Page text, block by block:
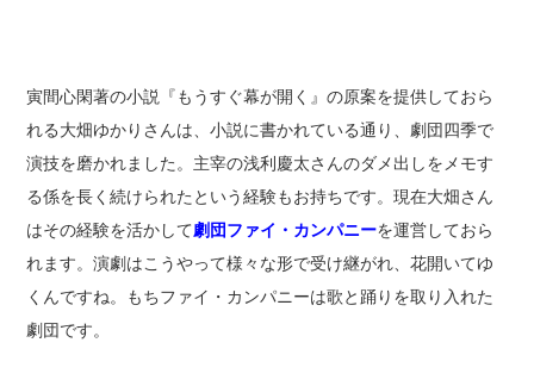
寅間心閑著の小説『もうすぐ幕が開く』の原案を提供しておら
れる大畑ゆかりさんは、小説に書かれている通り、劇団四季で
演技を磨かれました。主宰の浅利慶太さんのダメ出しをメモす
る係を長く続けられたという経験もお持ちです。現在大畑さん
はその経験を活かして劇団ファイ・カンパニーを運営しておら
れます。演劇はこうやって様々な形で受け継がれ、花開いてゆ
くんですね。もちファイ・カンパニーは歌と踊りを取り入れた
劇団です。